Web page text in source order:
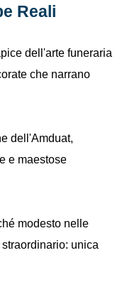
Reali
dell'arte funeraria
che narrano
dell'Amduat,
e maestose
modesto nelle
unica